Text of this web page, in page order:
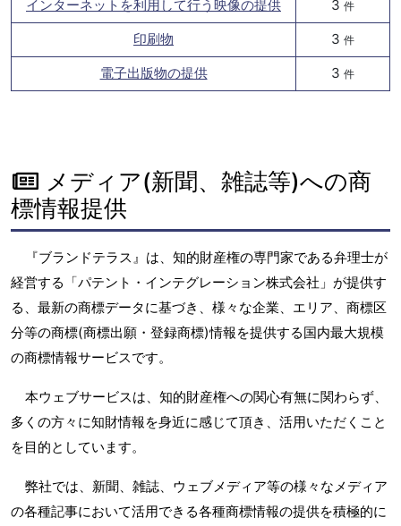
インターネットを利用して行う映像の提供 3 件
印刷物 3 件
電子出版物の提供 3 件
メディア(新聞、雑誌等)への商
標情報提供
『ブランドテラス』は、知的財産権の専門家である弁理士が
経営する「パテント・インテグレーション株式会社」が提供す
る、最新の商標データに基づき、様々な企業、エリア、商標区
分等の商標(商標出願・登録商標)情報を提供する国内最大規模
の商標情報サービスです。
本ウェブサービスは、知的財産権への関心有無に関わらず、
多くの方々に知財情報を身近に感じて頂き、活用いただくこと
を目的としています。
弊社では、新聞、雑誌、ウェブメディア等の様々なメディア
の各種記事において活用できる各種商標情報の提供を積極的に